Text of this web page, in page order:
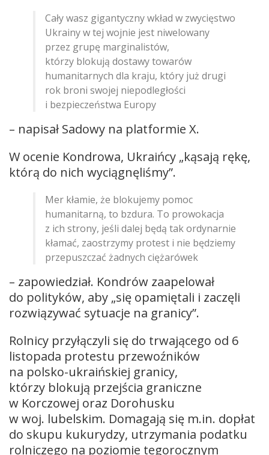
Cały wasz gigantyczny wkład w zwycięstwo
Ukrainy w tej wojnie jest niwelowany
przez grupę marginalistów,
którzy blokują dostawy towarów
humanitarnych dla kraju, który już drugi
rok broni swojej niepodległości
i bezpieczeństwa Europy
– napisał Sadowy na platformie X.
W ocenie Kondrowa, Ukraińcy „kąsają rękę,
którą do nich wyciągnęliśmy”.
Mer kłamie, że blokujemy pomoc
humanitarną, to bzdura. To prowokacja
z ich strony, jeśli dalej będą tak ordynarnie
kłamać, zaostrzymy protest i nie będziemy
przepuszczać żadnych ciężarówek
– zapowiedział. Kondrów zaapelował
do polityków, aby „się opamiętali i zaczęli
rozwiązywać sytuacje na granicy”.
Rolnicy przyłączyli się do trwającego od 6
listopada protestu przewoźników
na polsko-ukraińskiej granicy,
którzy blokują przejścia graniczne
w Korczowej oraz Dorohusku
w woj. lubelskim. Domagają się m.in. dopłat
do skupu kukurydzy, utrzymania podatku
rolniczego na poziomie tegorocznym